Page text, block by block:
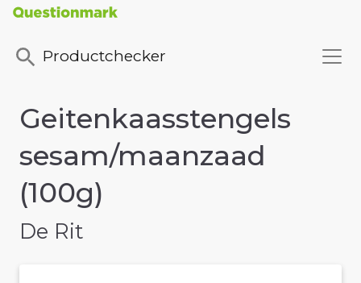
Productchecker
Geitenkaasstengels
sesam/maanzaad
(100g)
De Rit